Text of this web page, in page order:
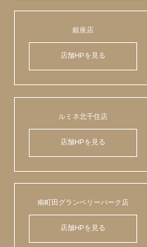
銀座店
店舗HPを見る
ルミネ北千住店
店舗HPを見る
南町田グランベリーパーク店
店舗HPを見る